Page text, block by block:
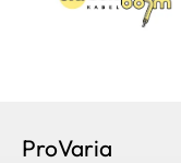
ProVaria